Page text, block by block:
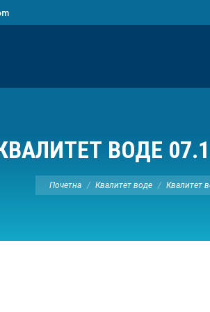
ВОДЕ
Ви сте овде:
Почетна Квалитет воде Квалитет